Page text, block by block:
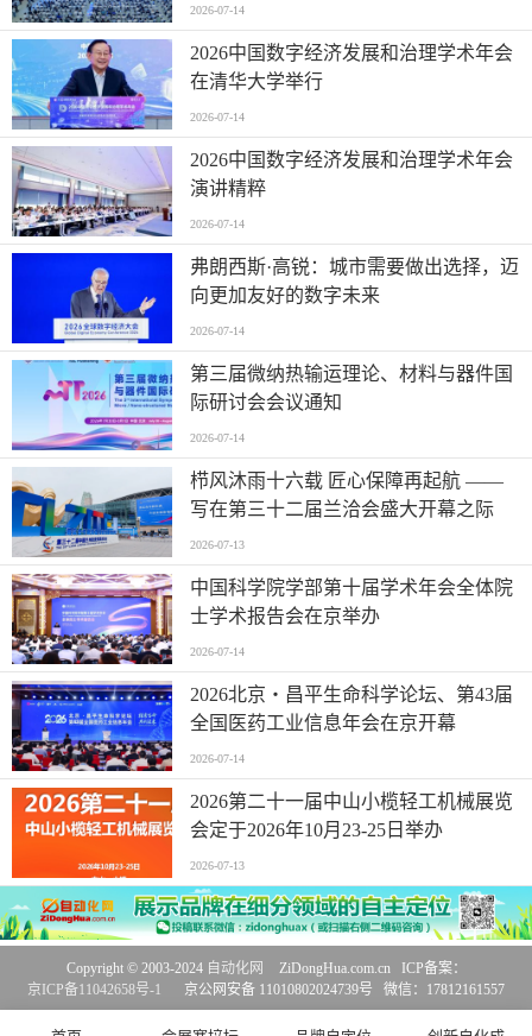
2026-07-14
2026中国数字经济发展和治理学术年会
在清华大学举行
2026-07-14
2026中国数字经济发展和治理学术年会
演讲精粹
2026-07-14
弗朗西斯·高锐：城市需要做出选择，迈
向更加友好的数字未来
2026-07-14
第三届微纳热输运理论、材料与器件国
际研讨会会议通知
2026-07-14
栉风沐雨十六载 匠心保障再起航 ——
写在第三十二届兰洽会盛大开幕之际
2026-07-13
中国科学院学部第十届学术年会全体院
士学术报告会在京举办
2026-07-14
2026北京・昌平生命科学论坛、第43届
全国医药工业信息年会在京开幕
2026-07-14
2026第二十一届中山小榄轻工机械展览
会定于2026年10月23-25日举办
2026-07-13
Copyright © 2003-2024 自动化网
ZiDongHua.com.cn ICP备案：
京ICP备11042658号-1
京公网安备 11010802024739号 微信：17812161557